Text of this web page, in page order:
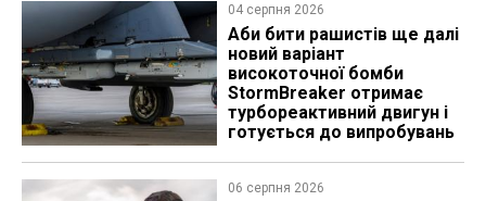
04 серпня 2026
Аби бити рашистів ще далі
новий варіант
високоточної бомби
StormBreaker отримає
турбореактивний двигун і
готується до випробувань
06 серпня 2026